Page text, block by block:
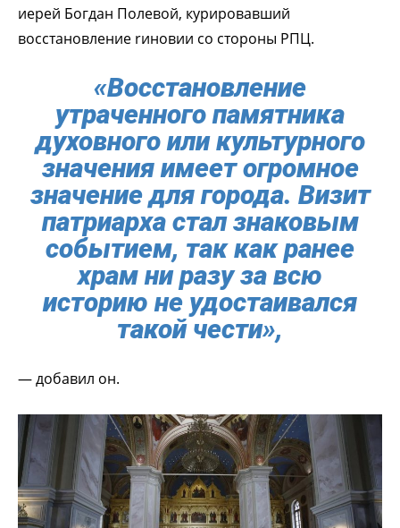
иерей Богдан Полевой, курировавший
восстановление rиновии со стороны РПЦ.
«Восстановление
утраченного памятника
духовного или культурного
значения имеет огромное
значение для города. Визит
патриарха стал знаковым
событием, так как ранее
храм ни разу за всю
историю не удостаивался
такой чести»,
— добавил он.